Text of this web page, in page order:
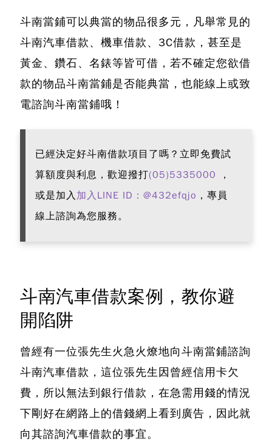
斗南當鋪可以典當的物品很多元，凡舉常見的
斗南汽車借款、機車借款、3C借款，甚至是
黃金、鑽石、名錶等皆可借 ，若不確定您欲借
款的物品斗南當鋪是否能典當，也能線上或致
電諮詢斗南當鋪哦！
已經決定好斗南借款項目了嗎？立即免費試
算額度與利息，歡迎撥打(05)5335000
，
或是加入加入LINE ID：@432efqjo ，專員
線上諮詢為您服務。
斗南汽車借款案例，教你避
開陷阱
曾經有一位張先生火急火燎地向斗南當鋪諮詢
斗南汽車借款，這位張先生因曾經信用卡欠
費，所以無法到銀行借款，在急需用錢的情況
下剛好在網路上的借錢網上看到廣告，因此就
向其諮詢汽車借款的事宜。